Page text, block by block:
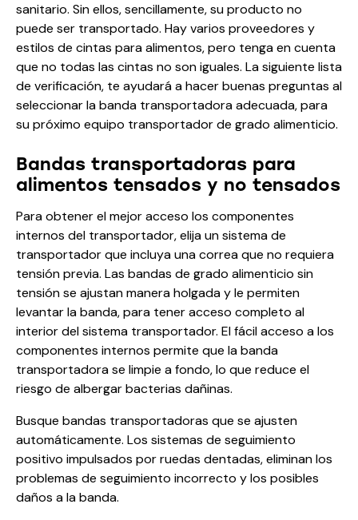
sanitario. Sin ellos, sencillamente, su producto no
puede ser transportado. Hay varios proveedores y
estilos de cintas para alimentos, pero tenga en cuenta
que no todas las cintas no son iguales. La siguiente lista
de verificación, te ayudará a hacer buenas preguntas al
seleccionar la banda transportadora adecuada, para
su próximo equipo transportador de grado alimenticio.
Bandas transportadoras para
alimentos tensados y no tensados
Para obtener el mejor acceso los componentes
internos del transportador, elija un sistema de
transportador que incluya una correa que no requiera
tensión previa. Las bandas de grado alimenticio sin
tensión se ajustan manera holgada y le permiten
levantar la banda, para tener acceso completo al
interior del sistema transportador. El fácil acceso a los
componentes internos permite que la banda
transportadora se limpie a fondo, lo que reduce el
riesgo de albergar bacterias dañinas.
Busque bandas transportadoras que se ajusten
automáticamente. Los sistemas de seguimiento
positivo impulsados ​​por ruedas dentadas, eliminan los
problemas de seguimiento incorrecto y los posibles
daños a la banda.